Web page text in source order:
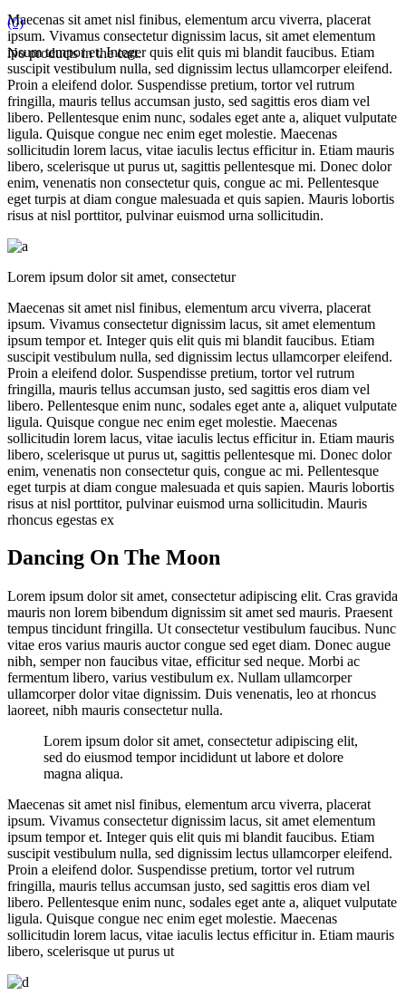
(0)
No products in the cart.
Maecenas sit amet nisl finibus, elementum arcu viverra, placerat
ipsum. Vivamus consectetur dignissim lacus, sit amet elementum
ipsum tempor et. Integer quis elit quis mi blandit faucibus. Etiam
suscipit vestibulum nulla, sed dignissim lectus ullamcorper eleifend.
Proin a eleifend dolor. Suspendisse pretium, tortor vel rutrum
fringilla, mauris tellus accumsan justo, sed sagittis eros diam vel
libero. Pellentesque enim nunc, sodales eget ante a, aliquet vulputate
ligula. Quisque congue nec enim eget molestie. Maecenas
sollicitudin lorem lacus, vitae iaculis lectus efficitur in. Etiam mauris
libero, scelerisque ut purus ut, sagittis pellentesque mi. Donec dolor
enim, venenatis non consectetur quis, congue ac mi. Pellentesque
eget turpis at diam congue malesuada et quis sapien. Mauris lobortis
risus at nisl porttitor, pulvinar euismod urna sollicitudin.
Lorem ipsum dolor sit amet, consectetur
Maecenas sit amet nisl finibus, elementum arcu viverra, placerat
ipsum. Vivamus consectetur dignissim lacus, sit amet elementum
ipsum tempor et. Integer quis elit quis mi blandit faucibus. Etiam
suscipit vestibulum nulla, sed dignissim lectus ullamcorper eleifend.
Proin a eleifend dolor. Suspendisse pretium, tortor vel rutrum
fringilla, mauris tellus accumsan justo, sed sagittis eros diam vel
libero. Pellentesque enim nunc, sodales eget ante a, aliquet vulputate
ligula. Quisque congue nec enim eget molestie. Maecenas
sollicitudin lorem lacus, vitae iaculis lectus efficitur in. Etiam mauris
libero, scelerisque ut purus ut, sagittis pellentesque mi. Donec dolor
enim, venenatis non consectetur quis, congue ac mi. Pellentesque
eget turpis at diam congue malesuada et quis sapien. Mauris lobortis
risus at nisl porttitor, pulvinar euismod urna sollicitudin. Mauris
rhoncus egestas ex
Dancing On The Moon
Lorem ipsum dolor sit amet, consectetur adipiscing elit. Cras gravida
mauris non lorem bibendum dignissim sit amet sed mauris. Praesent
tempus tincidunt fringilla. Ut consectetur vestibulum faucibus. Nunc
vitae eros varius mauris auctor congue sed eget diam. Donec augue
nibh, semper non faucibus vitae, efficitur sed neque. Morbi ac
fermentum libero, varius vestibulum ex. Nullam ullamcorper
ullamcorper dolor vitae dignissim. Duis venenatis, leo at rhoncus
laoreet, nibh mauris consectetur nulla.
Lorem ipsum dolor sit amet, consectetur adipiscing elit,
sed do eiusmod tempor incididunt ut labore et dolore
magna aliqua.
Maecenas sit amet nisl finibus, elementum arcu viverra, placerat
ipsum. Vivamus consectetur dignissim lacus, sit amet elementum
ipsum tempor et. Integer quis elit quis mi blandit faucibus. Etiam
suscipit vestibulum nulla, sed dignissim lectus ullamcorper eleifend.
Proin a eleifend dolor. Suspendisse pretium, tortor vel rutrum
fringilla, mauris tellus accumsan justo, sed sagittis eros diam vel
libero. Pellentesque enim nunc, sodales eget ante a, aliquet vulputate
ligula. Quisque congue nec enim eget molestie. Maecenas
sollicitudin lorem lacus, vitae iaculis lectus efficitur in. Etiam mauris
libero, scelerisque ut purus ut